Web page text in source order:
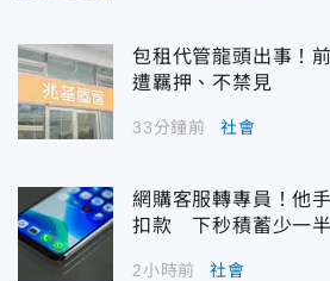
包租代管龍頭出事！
遭羈押、不禁見
33分鐘前 社會
網購客服轉專員！他
扣款 下秒積蓄少一半
2小時前 社會